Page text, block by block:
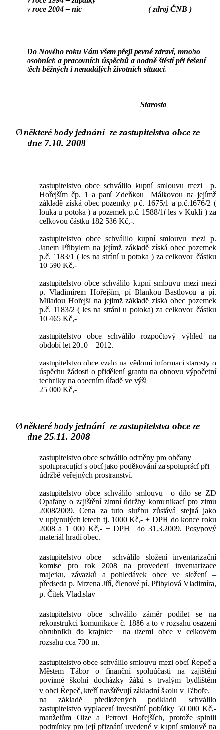
v roce 2004 – nic
( zdroj ČNB )
Do Nového roku Vám všem přeji pevné zdraví, mnoho
osobních a pracovních úspěchů a hodně štěstí při řešení
těch běžných i nenadálých životních situací.
Starosta
Øněkteré body jednání ze zastupitelstva obce ze
dne 7.10. 2008
zastupitelstvo obce schválilo kupní smlouvu mezi
p.
Hořejším čp. 1 a paní Zdeňkou
Málkovou na jejímž
základě získá obec pozemky p.č. 1675/1 a p.č.1676/2 (
louka u potoka ) a pozemek p.č. 1588/1( les v Kukli ) za
celkovou částku 182 586 Kč,-.
zastupitelstvo obce schválilo kupní smlouvu mezi p.
Janem Přibylem na jejímž základě získá obec pozemek
p.č. 1183/1 ( les na strání u potoka ) za celkovou částku
10 590 Kč,-
zastupitelstvo obce schválilo kupní smlouvu mezi mezi
p. Vladimírem Hořejším, pí Blankou Bastlovou a pí.
Miladou Hořejší na jejímž základě získá obec pozemek
p.č. 1183/2 ( les na stráni u potoka) za celkovou částku
10 465 Kč,-
zastupitelstvo obce schválilo rozpočtový výhled na
období let 2010 – 2012.
zastupitelstvo obce vzalo na vědomí informaci starosty o
úspěchu žádosti o přidělení grantu na obnovu výpočetní
techniky na obecním úřadě ve výši
25 000 Kč,-
Øněkteré body jednání ze zastupitelstva obce ze
dne 25.11. 2008
zastupitelstvo obce schválilo odměny pro občany
spolupracující s obcí jako poděkování za spoluprácí při
údržbě veřejných prostranství.
zastupitelstvo obce schválilo smlouvu
o dílo se ZD
Opařany o zajištění zimní údržby komunikací pro zimu
2008/2009. Cena za tuto službu zůstává stejná jako
v uplynulých letech tj. 1000 Kč,- + DPH do konce roku
2008 a 1 000 Kč,- + DPH
do 31.3.2009. Posypový
materiál hradí obec.
zastupitelstvo obce
schválilo složení inventarizační
komise pro rok 2008 na provedení inventarizace
majetku, závazků a pohledávek obce ve složení –
předseda p. Mrzena Jiří, členové pí. Přibylová Vladimíra,
p. Čítek Vladislav
zastupitelstvo obce schválilo záměr podílet se na
rekonstrukci komunikace č. 1886 a to v rozsahu osazení
obrubníků do krajnice
na území obce v celkovém
rozsahu cca 700 m.
zastupitelstvo obce schválilo smlouvu mezi obcí Řepeč a
Městem Tábor o finanční spoluúčasti na zajištění
povinné školní docházky žáků s trvalým bydlištěm
v obci Řepeč, kteří navštěvují základní školu v Táboře.
na základě předložených podkladů schválilo
zastupitelstvo vyplacení investiční pobídky 50 000 Kč,-
manželům Olze a Petrovi Hořejších, protože splnili
podmínky pro její přiznání uvedené v kupní smlouvě na